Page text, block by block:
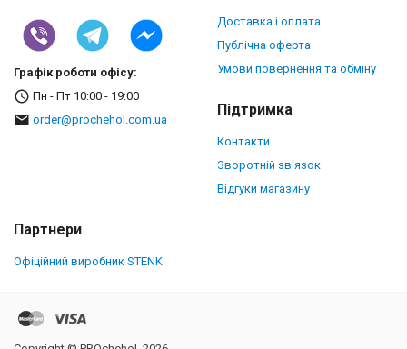
Графік роботи офісу:
Пн - Пт 10:00 - 19:00
order@prochehol.com.ua
Доставка і оплата
Публічна оферта
Умови повернення та обміну
Підтримка
Контакти
Зворотній зв'язок
Відгуки магазину
Партнери
Офіційний виробник STENK